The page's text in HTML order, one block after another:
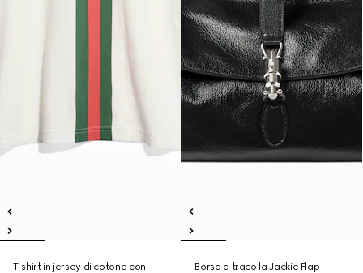
T-shirt in jersey di cotone con
Borsa a tracolla Jackie Flap